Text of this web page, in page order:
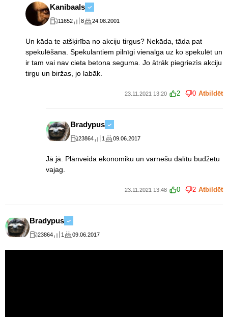
Kanibaals
11652 8 24.08.2001
Un kāda te atšķirība no akciju tirgus? Nekāda, tāda pat
spekulēšana. Spekulantiem pilnīgi vienalga uz ko spekulēt un
ir tam vai nav cieta betona seguma. Jo ātrāk piegriezìs akciju
tirgu un biržas, jo labāk.
23.11.2021 13:20 2 0 Atbildēt
Bradypus
23864 1 09.06.2017
Jā jā. Plānveida ekonomiku un varnešu dalītu budžetu
vajag.
23.11.2021 13:48 0 2 Atbildēt
Bradypus
23864 1 09.06.2017